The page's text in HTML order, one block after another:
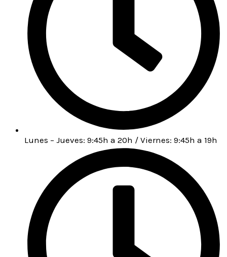
Lunes – Jueves: 9:45h a 20h / Viernes: 9:45h a 19h